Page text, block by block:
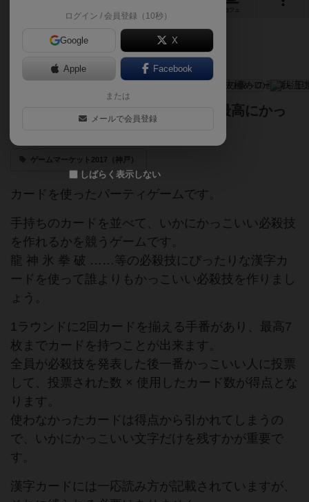
カフェ
試されるのは中二力！僕が考えた最高にかっ
こいい必殺技を叫ぶゲーム！
ゲームマーケット2017（神戸）
カードを使ったパーティゲームです。
手持ちのカードを並べて、いかにかっこいい必殺技
を作れるかを競うゲームです。
龍 神 氷 拳 破 ……等の必殺技にぴったりな漢字カ
ードを使って誰よりもかっこいい必殺技を作りまし
ょう。
1ラウンドに2回カードを揃える手番があり、最高7
枚までカードを持つことが出来ます。
全員が必殺技を発表した後一番かっこいい人に投票
して、投票された数 × 使用したカード数が得点とな
ります。
使わなかったカードは得点から引かれてしまうの
で、いかにかっこいい文字だけを残すかが重要で
す。
漢字カードには一応読み方が記載されていますが、
ログイン / 会員登録（10秒）
Google X
Apple Facebook
または
メールで会員登録
しばらく表示しない